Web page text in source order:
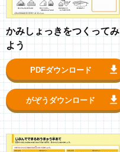
かみしょっきをつくってみ
よう
PDFダウンロード
がぞうダウンロード